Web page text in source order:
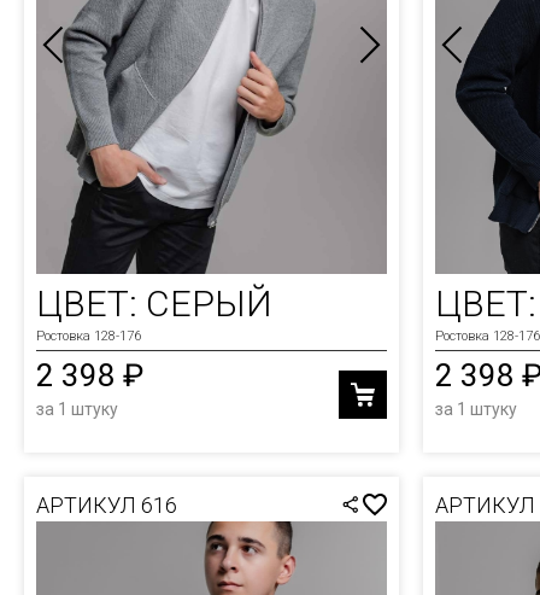
ЦВЕТ: СЕРЫЙ
Ростовка 128-176
2 398 ₽
за 1 штуку
Ростовка 128-176
2 398
за 1 штуку
АРТИКУЛ 616 АРТИКУЛ